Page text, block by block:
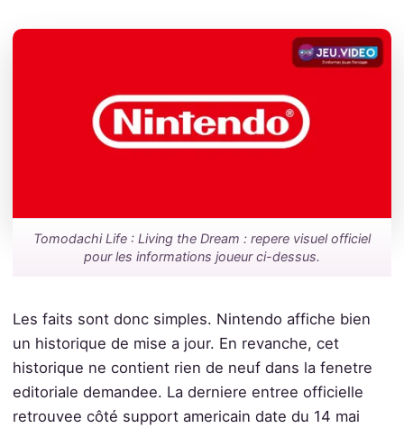
Tomodachi Life : Living the Dream : repere visuel officiel
pour les informations joueur ci-dessus.
Les faits sont donc simples. Nintendo affiche bien
un historique de mise a jour. En revanche, cet
historique ne contient rien de neuf dans la fenetre
editoriale demandee. La derniere entree officielle
retrouvee côté support americain date du 14 mai